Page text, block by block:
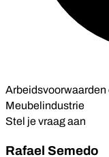
Meubelindustrie
Stel je vraag aan
Rafael Semedo